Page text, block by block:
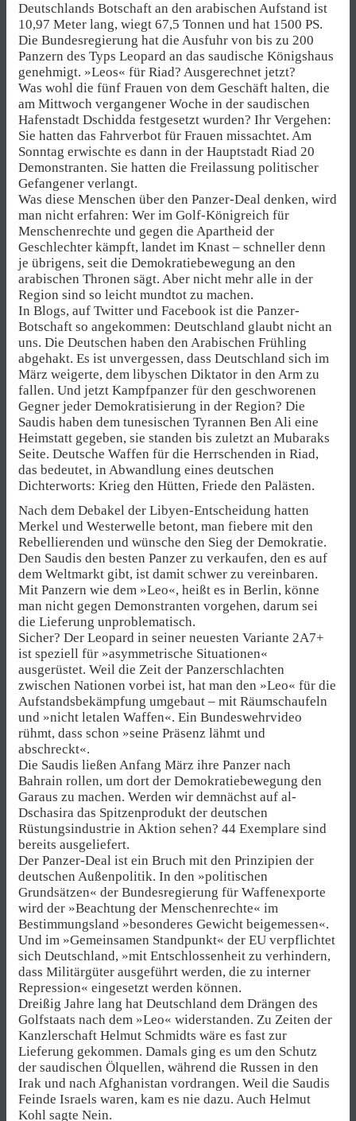
Deutschlands Botschaft an den arabischen Aufstand ist
10,97 Meter lang, wiegt 67,5 Tonnen und hat 1500 PS.
Die Bundesregierung hat die Ausfuhr von bis zu 200
Panzern des Typs Leopard an das saudische Königshaus
genehmigt. »Leos« für Riad? Ausgerechnet jetzt?
Was wohl die fünf Frauen von dem Geschäft halten, die
am Mittwoch vergangener Woche in der saudischen
Hafenstadt Dschidda festgesetzt wurden? Ihr Vergehen:
Sie hatten das Fahrverbot für Frauen missachtet. Am
Sonntag erwischte es dann in der Hauptstadt Riad 20
Demonstranten. Sie hatten die Freilassung politischer
Gefangener verlangt.
Was diese Menschen über den Panzer-Deal denken, wird
man nicht erfahren: Wer im Golf-Königreich für
Menschenrechte und gegen die Apartheid der
Geschlechter kämpft, landet im Knast – schneller denn
je übrigens, seit die Demokratiebewegung an den
arabischen Thronen sägt. Aber nicht mehr alle in der
Region sind so leicht mundtot zu machen.
In Blogs, auf Twitter und Face­book ist die Panzer-
Botschaft so angekommen: Deutschland glaubt nicht an
uns. Die Deutschen haben den Arabischen Frühling
abgehakt. Es ist unvergessen, dass Deutschland sich im
März weigerte, dem libyschen Diktator in den Arm zu
fallen. Und jetzt Kampfpanzer für den geschworenen
Gegner jeder Demokratisierung in der Region? Die
Saudis haben dem tunesischen Tyrannen Ben Ali eine
Heimstatt gegeben, sie standen bis zuletzt an Mubaraks
Seite. Deutsche Waffen für die Herrschenden in Riad,
das bedeutet, in Abwandlung eines deutschen
Dichterworts: Krieg den Hütten, Friede den Palästen.
Nach dem Debakel der Libyen-Entscheidung hatten
Merkel und Westerwelle betont, man fiebere mit den
Rebellierenden und wünsche den Sieg der Demokratie.
Den Saudis den besten Panzer zu verkaufen, den es auf
dem Weltmarkt gibt, ist damit schwer zu vereinbaren.
Mit Panzern wie dem »Leo«, heißt es in Berlin, könne
man nicht gegen Demonstranten vorgehen, darum sei
die Lieferung unproblematisch.
Sicher? Der Leopard in seiner neuesten Va­rian­te 2A7+
ist speziell für »asymmetrische Situationen«
ausgerüstet. Weil die Zeit der Panzerschlachten
zwischen Nationen vorbei ist, hat man den »Leo« für die
Aufstandsbekämpfung umgebaut – mit Räumschaufeln
und »nicht letalen Waffen«. Ein Bundeswehrvideo
rühmt, dass schon »seine Präsenz lähmt und
abschreckt«.
Die Saudis ließen Anfang März ihre Panzer nach
Bahrain rollen, um dort der De­mo­kra­tie­bewe­gung den
Garaus zu machen. Werden wir demnächst auf al-
Dschasira das Spitzenprodukt der deutschen
Rüstungsindustrie in Aktion sehen? 44 Exemplare sind
bereits ausgeliefert.
Der Panzer-Deal ist ein Bruch mit den Prinzipien der
deutschen Außenpolitik. In den »politischen
Grundsätzen« der Bundesregierung für Waffenexporte
wird der »Beachtung der Menschenrechte« im
Bestimmungsland »besonderes Gewicht beigemessen«.
Und im »Gemeinsamen Standpunkt« der EU verpflichtet
sich Deutschland, »mit Entschlossenheit zu verhindern,
dass Militärgüter ausgeführt werden, die zu interner
Repression« eingesetzt werden können.
Dreißig Jahre lang hat Deutschland dem Drängen des
Golfstaats nach dem »Leo« widerstanden. Zu Zeiten der
Kanzlerschaft Helmut Schmidts wäre es fast zur
Lieferung gekommen. Damals ging es um den Schutz
der saudischen Ölquellen, während die Russen in den
Irak und nach Afghanistan vordrangen. Weil die Saudis
Feinde Israels waren, kam es nie dazu. Auch Helmut
Kohl sagte Nein.